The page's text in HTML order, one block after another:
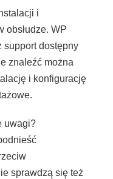
i
obsłudze. WP
support dostępny
znaleźć można
i konfigurację
uwagi?
sprawdzą się też